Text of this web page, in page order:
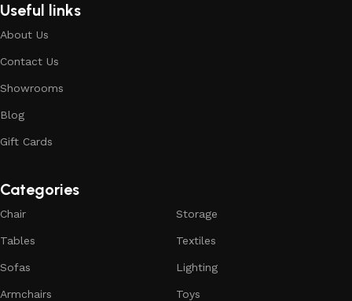
Useful links
About Us
Contact Us
Showrooms
Blog
Gift Cards
Categories
Chair
Tables
Sofas
Armchairs
Storage
Textiles
Lighting
Toys